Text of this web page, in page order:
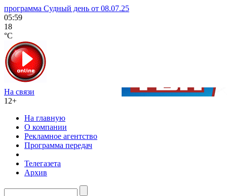
программа Судный день от 08.07.25
05:59
18
°C
На связи
12+
На главную
О компании
Рекламное агентство
Программа передач
Телегазета
Архив